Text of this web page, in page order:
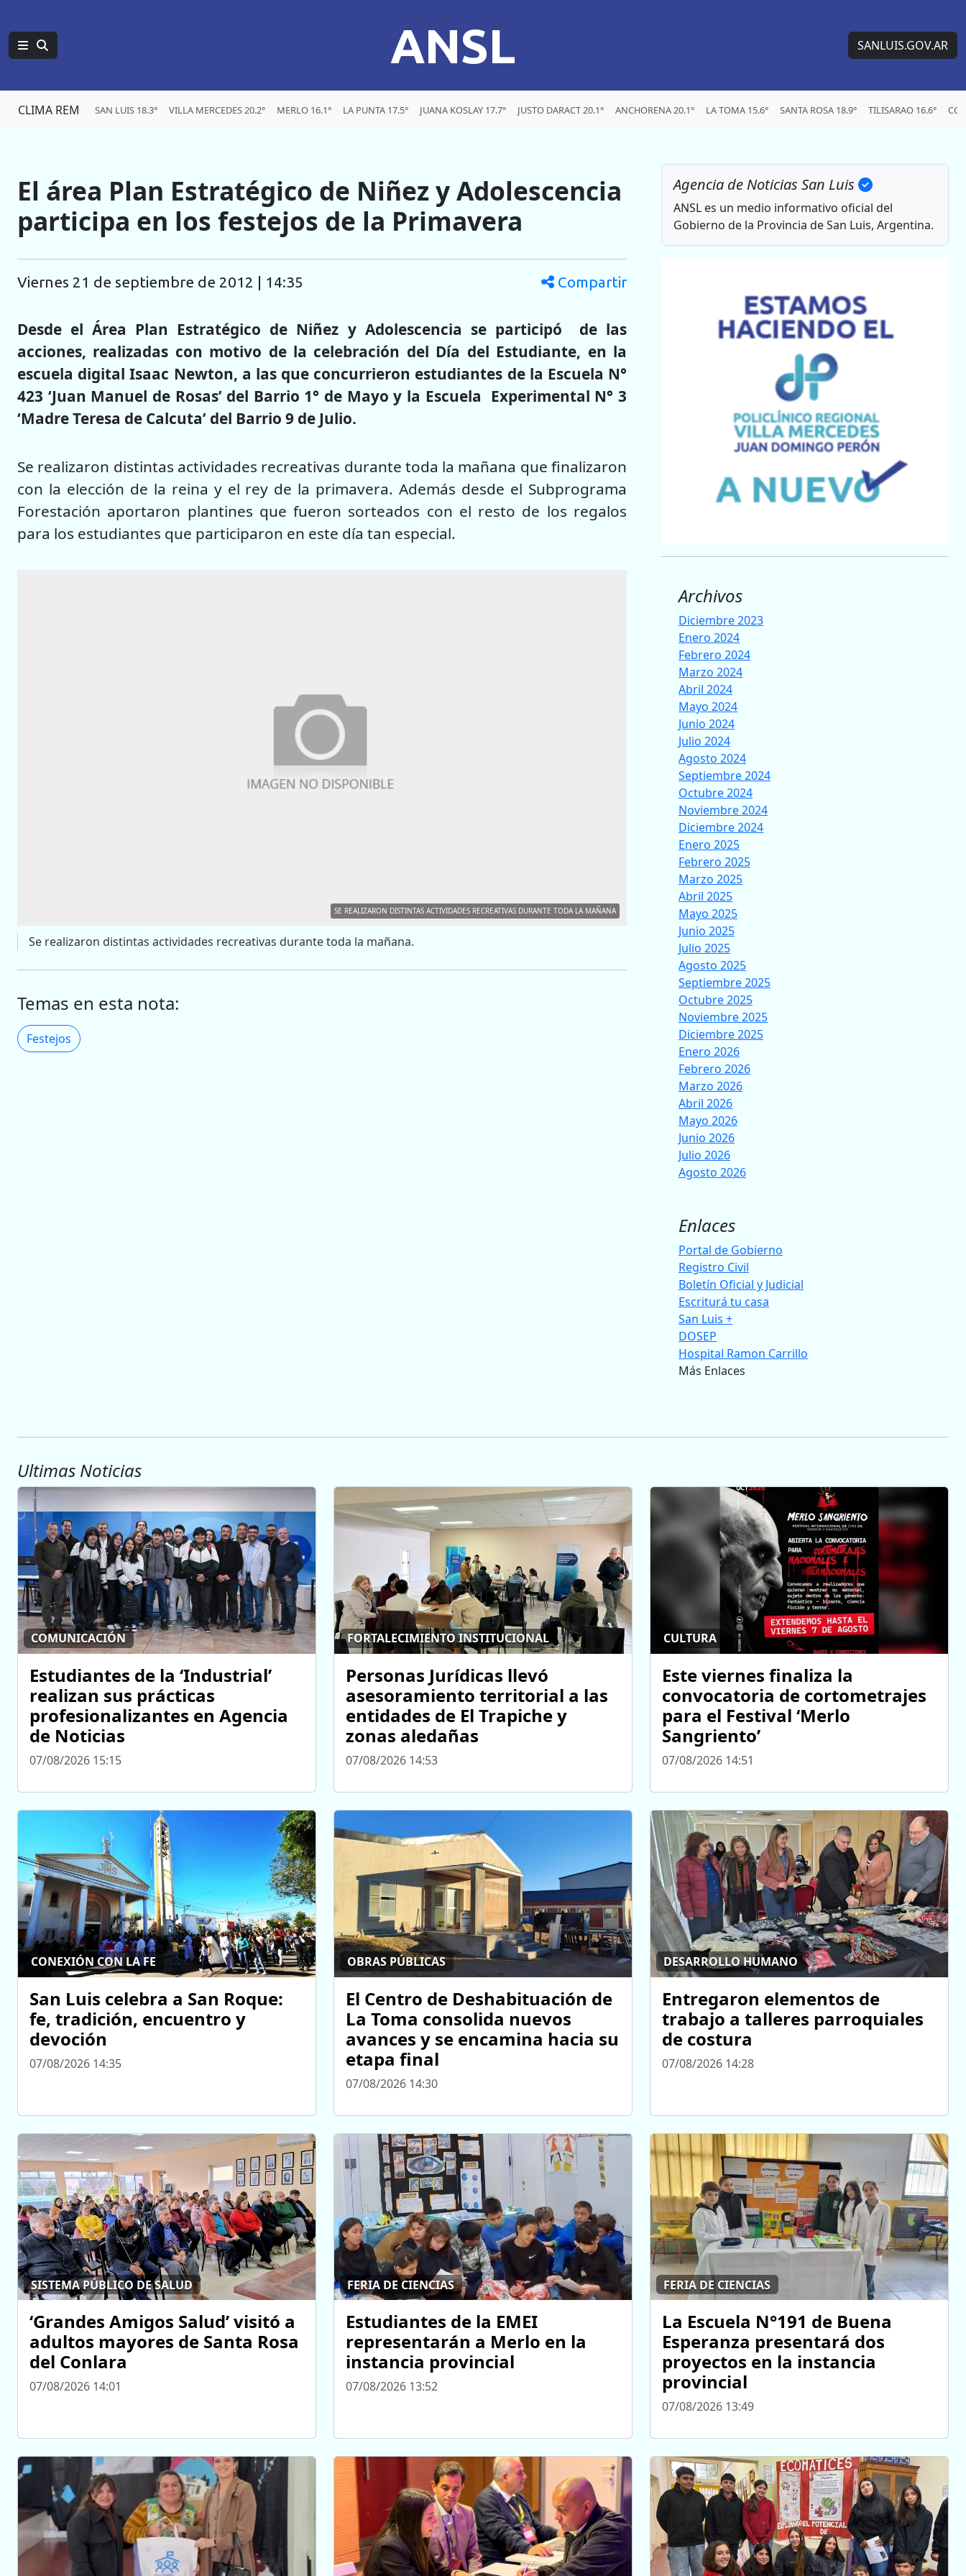
ANSL SANLUIS.GOV.AR
CLIMA REM SAN LUIS 18.3° VILLA MERCEDES 20.2° MERLO 16.1° LA PUNTA 17.5° JUANA KOSLAY 17.7° JUSTO DARACT 20.1° ANCHORENA 20.1° LA TOMA 15.6° SANTA ROSA 18.9° TILISARAO 16.6°
El área Plan Estratégico de Niñez y Adolescencia
participa en los festejos de la Primavera
viernes 21 de septiembre de 2012 | 14:35 Compartir
Desde el Área Plan Estratégico de Niñez y Adolescencia se participó de las
acciones, realizadas con motivo de la celebración del Día del Estudiante, en la
escuela digital Isaac Newton, a las que concurrieron estudiantes de la Escuela N°
423 ‘Juan Manuel de Rosas’ del Barrio 1° de Mayo y la Escuela Experimental N° 3
‘Madre Teresa de Calcuta’ del Barrio 9 de Julio.
Se realizaron distintas actividades recreativas durante toda la mañana que finalizaron
con la elección de la reina y el rey de la primavera. Además desde el Subprograma
Forestación aportaron plantines que fueron sorteados con el resto de los regalos
para los estudiantes que participaron en este día tan especial.
SE REALIZARON DISTINTAS ACTIVIDADES RECREATIVAS DURANTE TODA LA MAÑANA
Se realizaron distintas actividades recreativas durante toda la mañana.
Temas en esta nota:
Festejos
Agencia de Noticias San Luis
ANSL es un medio informativo oficial del
Gobierno de la Provincia de San Luis, Argentina.
Archivos
Diciembre 2023
Enero 2024
Febrero 2024
Marzo 2024
Abril 2024
Mayo 2024
Junio 2024
Julio 2024
Agosto 2024
Septiembre 2024
Octubre 2024
Noviembre 2024
Diciembre 2024
Enero 2025
Febrero 2025
Marzo 2025
Abril 2025
Mayo 2025
Junio 2025
Julio 2025
Agosto 2025
Septiembre 2025
Octubre 2025
Noviembre 2025
Diciembre 2025
Enero 2026
Febrero 2026
Marzo 2026
Abril 2026
Mayo 2026
Junio 2026
Julio 2026
Agosto 2026
Enlaces
Portal de Gobierno
Registro Civil
Boletín Oficial y Judicial
Escriturá tu casa
San Luis +
DOSEP
Hospital Ramon Carrillo
Más Enlaces
Ultimas Noticias
COMUNICACIÓN
Estudiantes de la ‘Industrial’
realizan sus prácticas
profesionalizantes en Agencia
de Noticias
07/08/2026 15:15
FORTALECIMIENTO INSTITUCIONAL
Personas Jurídicas llevó
asesoramiento territorial a las
entidades de El Trapiche y
zonas aledañas
07/08/2026 14:53
CULTURA
Este viernes finaliza la
convocatoria de cortometrajes
para el Festival ‘Merlo
Sangriento’
07/08/2026 14:51
CONEXIÓN CON LA FE
San Luis celebra a San Roque:
fe, tradición, encuentro y
devoción
07/08/2026 14:35
OBRAS PÚBLICAS
El Centro de Deshabituación de
La Toma consolida nuevos
avances y se encamina hacia su
etapa final
07/08/2026 14:30
DESARROLLO HUMANO
Entregaron elementos de
trabajo a talleres parroquiales
de costura
07/08/2026 14:28
SISTEMA PÚBLICO DE SALUD
‘Grandes Amigos Salud’ visitó a
adultos mayores de Santa Rosa
del Conlara
07/08/2026 14:01
FERIA DE CIENCIAS
Estudiantes de la EMEI
representarán a Merlo en la
instancia provincial
07/08/2026 13:52
FERIA DE CIENCIAS
La Escuela N°191 de Buena
Esperanza presentará dos
proyectos en la instancia
provincial
07/08/2026 13:49